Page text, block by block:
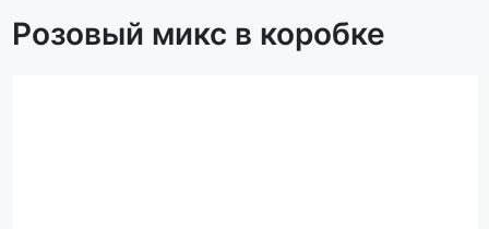
Розовый микс в коробке